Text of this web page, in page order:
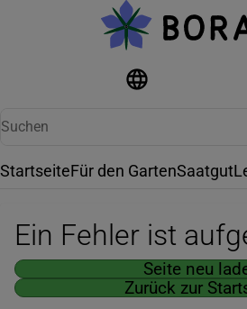
StartseiteFür den GartenSaatgut
Ein Fehler ist
Seite neu
Zurück zur